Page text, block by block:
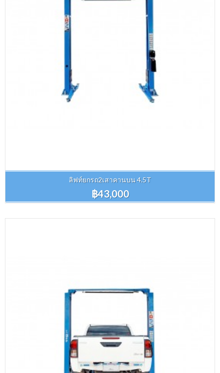
ลิฟท์ยกรถ2เสาคานบน 4.5T
฿43,000